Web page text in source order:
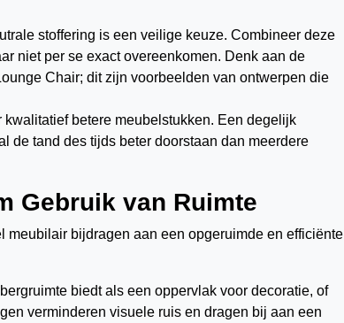
stoffering is een veilige keuze. Combineer deze
niet per se exact overeenkomen. Denk aan de
Chair; dit zijn voorbeelden van ontwerpen die
kwalitatief betere meubelstukken. Een degelijk
de tand des tijds beter doorstaan dan meerdere
Gebruik van Ruimte
meubilair bijdragen aan een opgeruimde en efficiënte
biedt als een oppervlak voor decoratie, of
verminderen visuele ruis en dragen bij aan een